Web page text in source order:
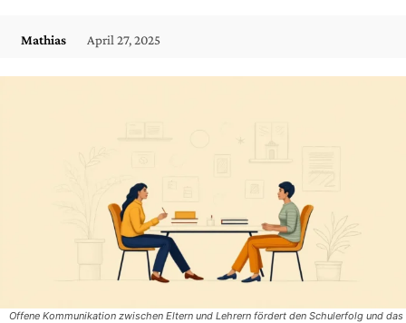
Mathias April 27, 2025
Offene Kommunikation zwischen Eltern und Lehrern fördert den Schulerfolg und das